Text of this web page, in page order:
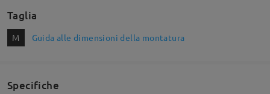
Taglia
M Guida alle dimensioni della montatura
Specifiche